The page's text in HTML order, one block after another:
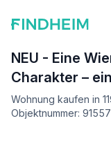
NEU - Eine
Charakter –
Wohnung kaufen in
Objektnummer: 91557